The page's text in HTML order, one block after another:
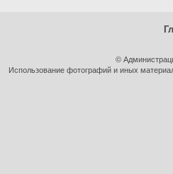
©
Использование фотографий и иных